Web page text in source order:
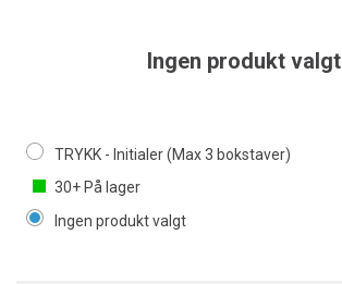
Ingen produkt valgt
TRYKK - Initialer (Max 3 bokstaver)
30+ På lager
Ingen produkt valgt